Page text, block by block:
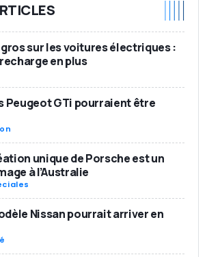
gros sur les voitures électriques :
en plus
Peugeot GTi pourraient être
unique de Porsche est un
à l’Australie
Nissan pourrait arriver en